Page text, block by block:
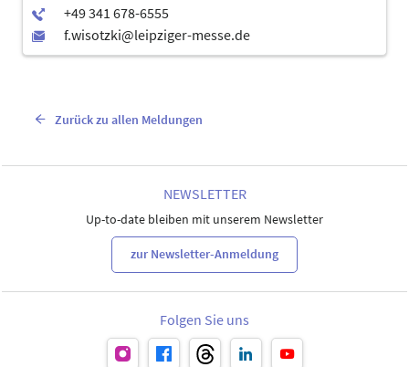
Zurück zu allen Meldungen
NEWSLETTER
Up-to-date bleiben mit unserem Newsletter
zur Newsletter-Anmeldung
Folgen Sie uns